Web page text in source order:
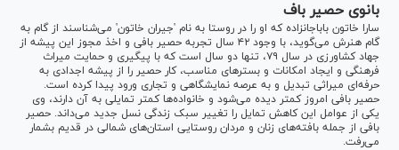
بانوی حصیر باف
سارا خاتون باباجانزاده که او را در روستا به نام 'جیران خاتون' می‌شناسند از گام به
گام هنرش می‌گوید، با وجود ۴۲ سال تجربه حصیر بافی و اخذ مجوز این پیشه از
جهاد کشاورزی در سال ۷۹، تنها دو سال است که با پیگیری و حمایت میراث
فرهنگی و ایجاد امکانات و بستر‌های مناسب، کار حصیر را از پیشه اجدادی به
حرفه‌ای میراثی تبدیل و به عرصه نمایشگاهی و تجاری ورود پیدا کرده است.
حصیر بافی امروز کمتر دیده می‌شود و خانواده‌ها کمتر تمایلی به آن دارند، وی
یکی از عوامل این کاهش تمایل را تغییر سبک زندگی نسل جدید می‌داند. حصیر
بافی از جمله بافته‌های زنان و مردان روستایی استان‌های شمالی در قدیم بشمار
می‌رفت.